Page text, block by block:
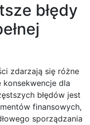
błędy
zdarzają się różne
konsekwencje dla
błędów jest
finansowych,
sporządzania